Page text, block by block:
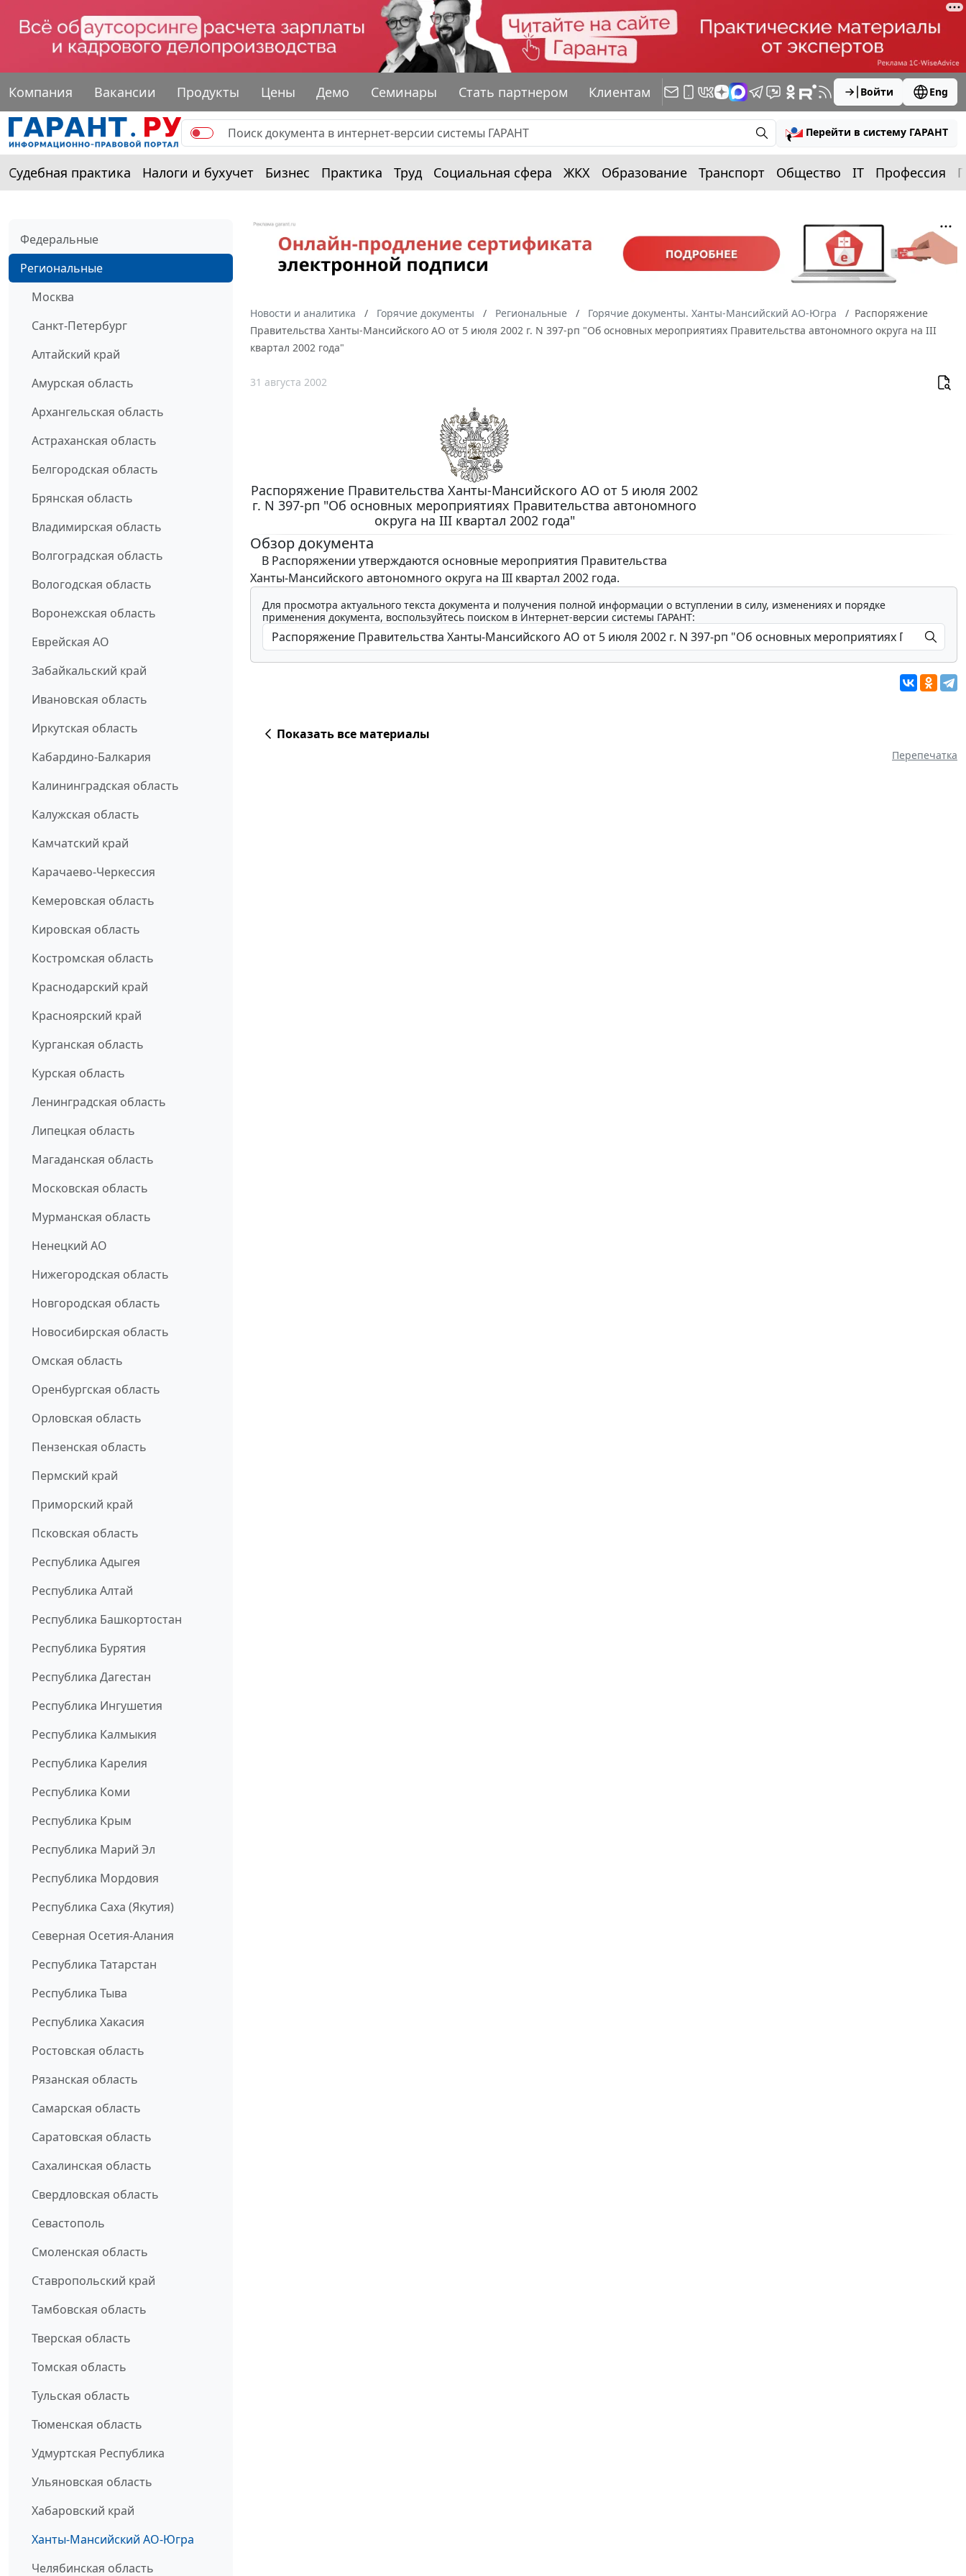
Компания Вакансии Продукты Цены Демо Семинары Стать партнером Клиентам Войти Eng
Перейти в систему ГАРАНТ
Судебная практика Налоги и бухучет Бизнес Практика Труд Социальная сфера ЖКХ Образование Транспорт Общество IT Профессия
Федеральные
Региональные
Москва
Санкт-Петербург
Алтайский край
Амурская область
Архангельская область
Астраханская область
Белгородская область
Брянская область
Владимирская область
Волгоградская область
Вологодская область
Воронежская область
Еврейская АО
Забайкальский край
Ивановская область
Иркутская область
Кабардино-Балкария
Калининградская область
Калужская область
Камчатский край
Карачаево-Черкессия
Кемеровская область
Кировская область
Костромская область
Краснодарский край
Красноярский край
Курганская область
Курская область
Ленинградская область
Липецкая область
Магаданская область
Московская область
Мурманская область
Ненецкий АО
Нижегородская область
Новгородская область
Новосибирская область
Омская область
Оренбургская область
Орловская область
Пензенская область
Пермский край
Приморский край
Псковская область
Республика Адыгея
Республика Алтай
Республика Башкортостан
Республика Бурятия
Республика Дагестан
Республика Ингушетия
Республика Калмыкия
Республика Карелия
Республика Коми
Республика Крым
Республика Марий Эл
Республика Мордовия
Республика Саха (Якутия)
Северная Осетия-Алания
Республика Татарстан
Республика Тыва
Республика Хакасия
Ростовская область
Рязанская область
Самарская область
Саратовская область
Сахалинская область
Свердловская область
Севастополь
Смоленская область
Ставропольский край
Тамбовская область
Тверская область
Томская область
Тульская область
Тюменская область
Удмуртская Республика
Ульяновская область
Хабаровский край
Ханты-Мансийский АО-Югра
Челябинская область
Новости и аналитика Горячие документы Региональные Горячие документы. Ханты-Мансийский АО-Югра
Распоряжение
Правительства Ханты-Мансийского АО от 5 июля 2002 г. N 397-рп "Об основных мероприятиях Правительства автономного округа на III
квартал 2002 года"
31 августа 2002
Распоряжение Правительства Ханты-Мансийского АО от 5 июля 2002
г. N 397-рп "Об основных мероприятиях Правительства автономного
округа на III квартал 2002 года"
Обзор документа
В Распоряжении утверждаются основные мероприятия Правительства
Ханты-Мансийского автономного округа на III квартал 2002 года.
Для просмотра актуального текста документа и получения полной информации о вступлении в силу, изменениях и порядке
применения документа, воспользуйтесь поиском в Интернет-версии системы ГАРАНТ:
Показать все материалы
Перепечатка